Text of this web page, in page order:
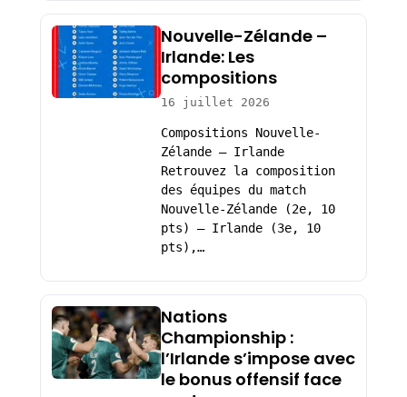
Nouvelle-Zélande –
Irlande: Les
compositions
16 juillet 2026
Compositions Nouvelle-
Zélande – Irlande
Retrouvez la composition
des équipes du match
Nouvelle-Zélande (2e, 10
pts) – Irlande (3e, 10
pts),…
Nations
Championship :
l’Irlande s’impose avec
le bonus offensif face